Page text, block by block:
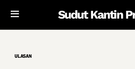
Sudut Kantin
ULASAN